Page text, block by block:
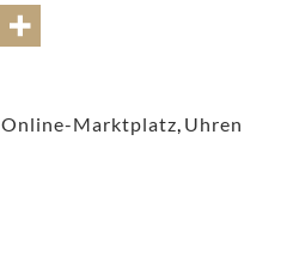
Online-Marktplatz Uhren